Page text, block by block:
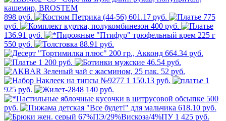
898 руб. 601.17 руб.
775
руб.
400 руб.
136.91 руб.
550 руб.
88.91 руб.
664.34 руб.
1 200 руб.
46.54 руб.
52 руб.
1 150.13 руб.
1
925 руб.
140 руб.
500
руб.
618.10 руб.
1 425 руб.